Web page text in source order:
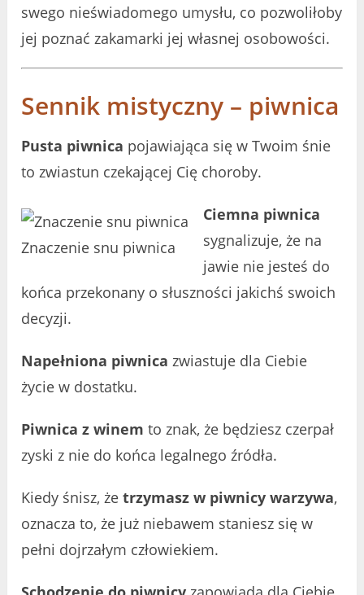
swego nieświadomego umysłu, co pozwoliłoby
jej poznać zakamarki jej własnej osobowości.
Sennik mistyczny – piwnica
Pusta piwnica pojawiająca się w Twoim śnie
to zwiastun czekającej Cię choroby.
Znaczenie snu piwnica
Ciemna piwnica
sygnalizuje, że na
jawie nie jesteś do
końca przekonany o słuszności jakichś swoich
decyzji.
Napełniona piwnica zwiastuje dla Ciebie
życie w dostatku.
Piwnica z winem to znak, że będziesz czerpał
zyski z nie do końca legalnego źródła.
Kiedy śnisz, żetrzymasz w piwnicy warzywa,
oznacza to, że już niebawem staniesz się w
pełni dojrzałym człowiekiem.